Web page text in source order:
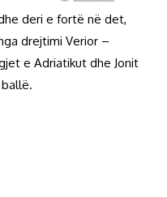
deri e fortë në det,
drejtimi Verior –
e Adriatikut dhe Jonit